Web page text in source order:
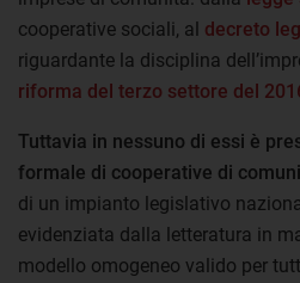
cooperative sociali, al decreto
riguardante la disciplina
riforma del terzo settore del
Tuttavia in nessuno di essi è
formale di cooperative di
di un impianto legislativo
evidenziata dalla letteratura in
modello omogeneo valido per